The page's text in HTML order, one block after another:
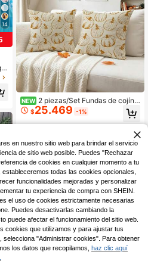
14
NEW 2 piezas/Set Fundas de cojín c
on diseño de calabaza de línea de o
toño, estilo granja de cosecha, vers
átiles para sala de estar, patio exteri
or, adecuadas para sofá, dormitorio,
jardín y decoración del hogar, regal
o de Acción de Gracias (relleno de
cojín no incluido)
$25.469 -1%
en nuestro sitio web para brindar el servicio
de sitio web posible. Puedes "Rechazar
de cookies en cualquier momento a tu
todas las cookies opcionales,
funcionalidades mejoradas y personalizar
tu experiencia de compra con SHEIN.
el uso de cookies estrictamente necesarias
Puedes desactivarlas cambiando la
puede afectar el funcionamiento del sitio web.
cookies que utilizamos y para ajustar tus
"Administrar cookies". Para obtener
los datos que recopilamos, haz clic aquí